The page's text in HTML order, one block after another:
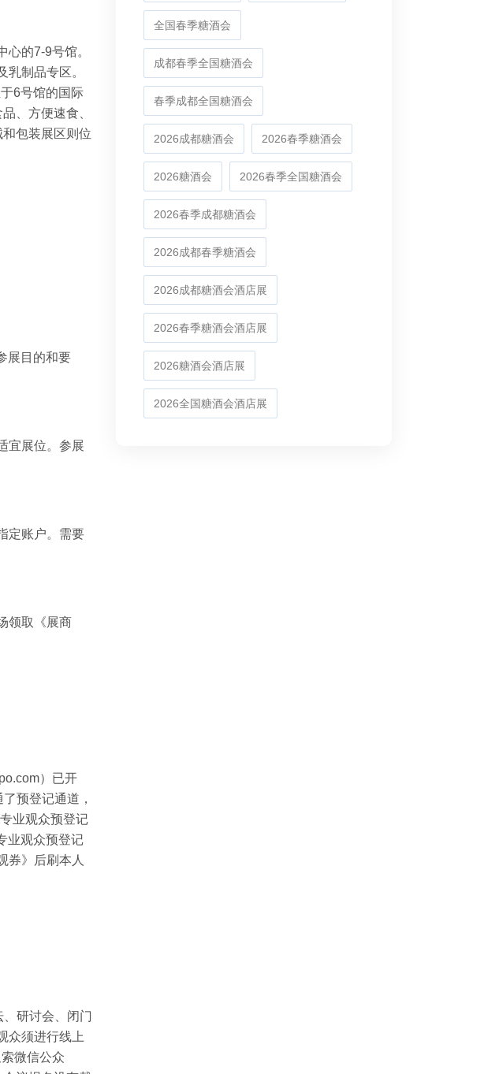
的7-9号馆。
制品专区。
6号馆的国际
、方便速食、
包装展区则位
展目的和要
宜展位。参展
定账户。需要
领取《展商
）已开
预登记通道，
专业观众预登记
业观众预登记
券》后刷本人
研讨会、闭门
众须进行线上
微信公众
全国春季糖酒会
成都春季全国糖酒会
春季成都全国糖酒会
2026成都糖酒会 2026春季糖酒会
2026糖酒会 2026春季全国糖酒会
2026春季成都糖酒会
2026成都春季糖酒会
2026成都糖酒会酒店展
2026春季糖酒会酒店展
2026糖酒会酒店展
2026全国糖酒会酒店展